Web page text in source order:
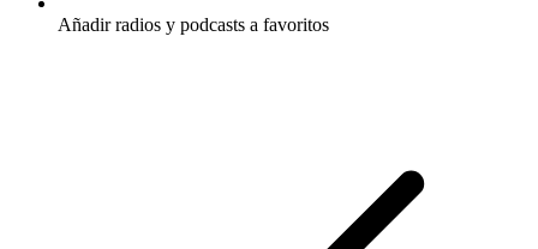
Añadir radios y podcasts a favoritos